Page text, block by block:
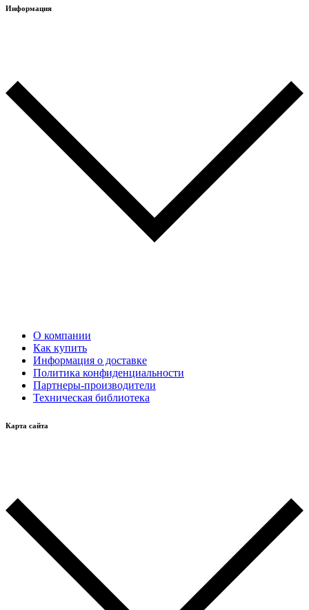
Информация
О компании
Как купить
Информация о доставке
Политика конфиденциальности
Партнеры-производители
Техническая библиотека
Карта сайта